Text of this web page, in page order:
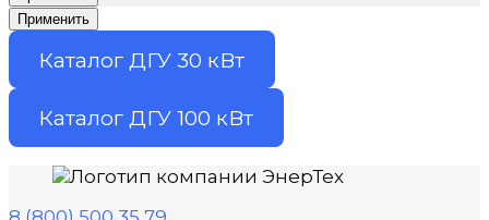
Применить
Каталог ДГУ 30 кВт
Каталог ДГУ 100 кВт